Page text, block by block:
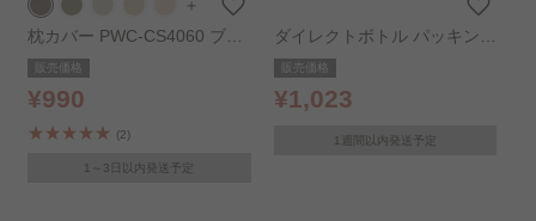
＋
枕カバー PWC-CS4060 ブラ
ウン
販売価格
¥990
(2)
1～3日以内発送予定
ダイレクトボトル パッキンセ
ット PS-SDB
販売価格
¥1,023
1週間以内発送予定